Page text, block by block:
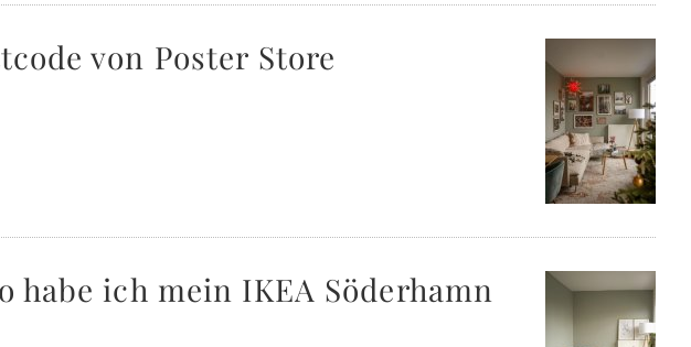
von Poster Store
ich mein IKEA Söderhamn